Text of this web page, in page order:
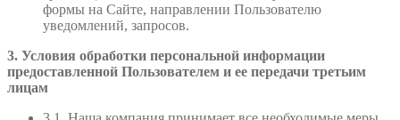
формы на Сайте, направлении Пользователю
уведомлений, запросов.
3. Условия обработки персональной информации
предоставленной Пользователем и ее передачи третьим
лицам